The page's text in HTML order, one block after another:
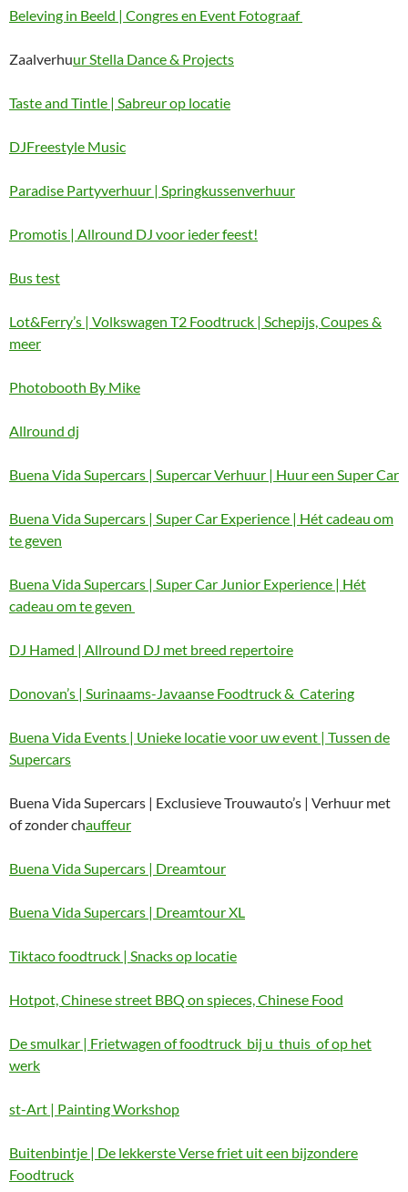
Beleving in Beeld | Congres en Event Fotograaf
Zaalverhuur Stella Dance & Projects
Taste and Tintle | Sabreur op locatie
DJFreestyle Music
Paradise Partyverhuur | Springkussenverhuur
Promotis | Allround DJ voor ieder feest!
Bus test
Lot&Ferry’s | Volkswagen T2 Foodtruck | Schepijs, Coupes &
meer
Photobooth By Mike
Allround dj
Buena Vida Supercars | Supercar Verhuur | Huur een Super Car
Buena Vida Supercars | Super Car Experience | Hét cadeau om
te geven
Buena Vida Supercars | Super Car Junior Experience | Hét
cadeau om te geven
DJ Hamed | Allround DJ met breed repertoire
Donovan’s | Surinaams-Javaanse Foodtruck & Catering
Buena Vida Events | Unieke locatie voor uw event | Tussen de
Supercars
Buena Vida Supercars | Exclusieve Trouwauto’s | Verhuur met
of zonder chauffeur
Buena Vida Supercars | Dreamtour
Buena Vida Supercars | Dreamtour XL
Tiktaco foodtruck | Snacks op locatie
Hotpot, Chinese street BBQ on spieces, Chinese Food
De smulkar | Frietwagen of foodtruck bij u thuis of op het
werk
st-Art | Painting Workshop
Buitenbintje | De lekkerste Verse friet uit een bijzondere
Foodtruck